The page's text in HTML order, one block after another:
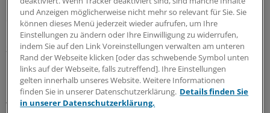
Unterdessen würden eine Reihe von Psychotherapeuten
die Dolmetscher inzwischen selber bei den teureren
privaten Dienstleistern ordern und aus eigener Tasche
zahlen. Denn die Kassen zahlen nicht und eine
Kostenerstattung über das Amt für Soziale Dienste
komme häufig nicht zustande.
Wie häufig Flüchtlinge in Bremen psychotherapeutisch
und Anzeigen möglicherweise nicht mehr so relevant für Sie. Sie
können dieses Menü jederzeit wieder aufrufen, um Ihre
Einstellungen zu ändern oder Ihre Einwilligung zu widerrufen,
indem Sie auf den Link Voreinstellungen verwalten am unteren
Rand der Webseite klicken [oder das schwebende Symbol unten
links auf der Webseite, falls zutreffend]. Ihre Einstellungen
gelten innerhalb unseres Website. Weitere Informationen
finden Sie in unserer Datenschutzerklärung. Details finden Sie
in unserer Datenschutzerklärung.